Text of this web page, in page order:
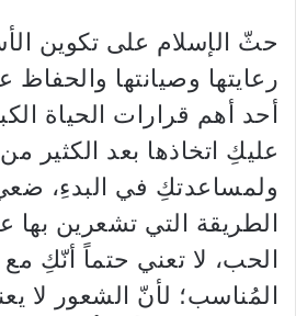
حثّ الإسلام على تكوين
رعايتها وصيانتها والحفاظ
أحد أهم قرارات الحياة
عليكِ اتخاذها بعد الكثير من
ولمساعدتكِ في البدءِ،
الطريقة التي تشعرين بها
الحب، لا تعني حتماً أنّكِ
المُناسب؛ لأنّ الشعور لا